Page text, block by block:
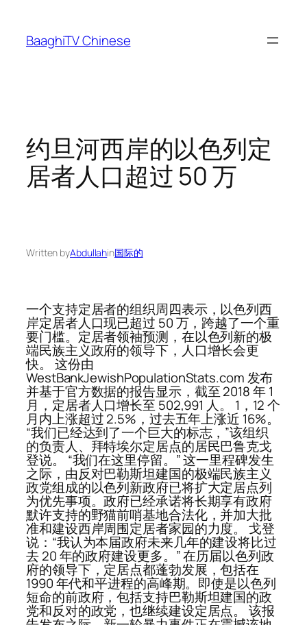
content
BaaghiTV Chinese
约旦河西岸的以色列定
居者人口超过 50 万
Written byAbdullahin国际的
一个支持定居者的组织周四表示，以色列西
岸定居者人口现已超过 50 万，跨越了一个重
要门槛。定居者领袖预测，在以色列新的极
端民族主义政府的领导下，人口增长会更
快。 这份由
WestBankJewishPopulationStats.com 发布
并基于官方数据的报告显示，截至 2018 年 1
月，定居者人口增长至 502,991 人。 1，12 个
月内上涨超过 2.5%，过去五年上涨近 16%。
“我们已经达到了一个巨大的标志，”该组织
的负责人、拜特埃尔定居点的居民巴鲁克戈
登说。 “我们在这里停留。” 这一里程碑发生
之际，由反对巴勒斯坦建国的极端民族主义
政党组成的以色列新政府已将扩大定居点列
为优先事项。政府已经承诺将长期享有政府
默许支持的野猫前哨基地合法化，并加大批
准和建设西岸周围定居者家园的力度。 戈登
说：“我认为本届政府未来几年的建设将比过
去 20 年的政府建设更多。” 在历届以色列政
府的领导下，定居点都蓬勃发展，包括在
1990 年代和平进程的高峰期。即使是以色列
短命的前政府，包括支持巴勒斯坦建国的政
党和反对的政党，也继续建设定居点。 该报